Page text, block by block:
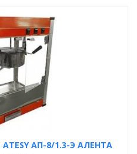
АП-8/1.3-Э АЛЕНТА